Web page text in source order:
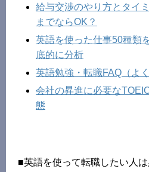
給与交渉のやり方とタイ
までならOK？
英語を使った仕事50種類
底的に分析
英語勉強・転職FAQ（よ
会社の昇進に必要な
態
■英語を使って転職したい人は